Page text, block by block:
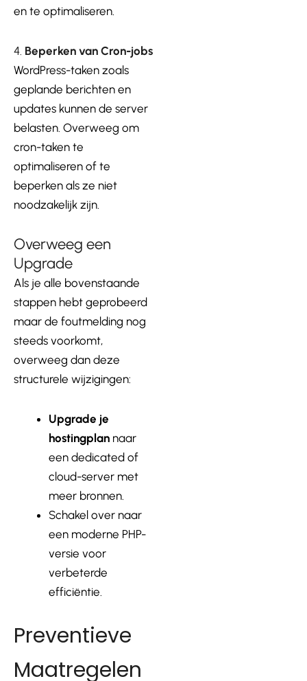
en te optimaliseren.
4. Beperken van Cron-jobs
WordPress-taken zoals
geplande berichten en
updates kunnen de server
belasten. Overweeg om
cron-taken te
optimaliseren of te
beperken als ze niet
noodzakelijk zijn.
Overweeg een
Upgrade
Als je alle bovenstaande
stappen hebt geprobeerd
maar de foutmelding nog
steeds voorkomt,
overweeg dan deze
structurele wijzigingen:
Upgrade je
hostingplan naar
een dedicated of
cloud-server met
meer bronnen.
Schakel over naar
een moderne PHP-
versie voor
verbeterde
efficiëntie.
Preventieve
Maatregelen